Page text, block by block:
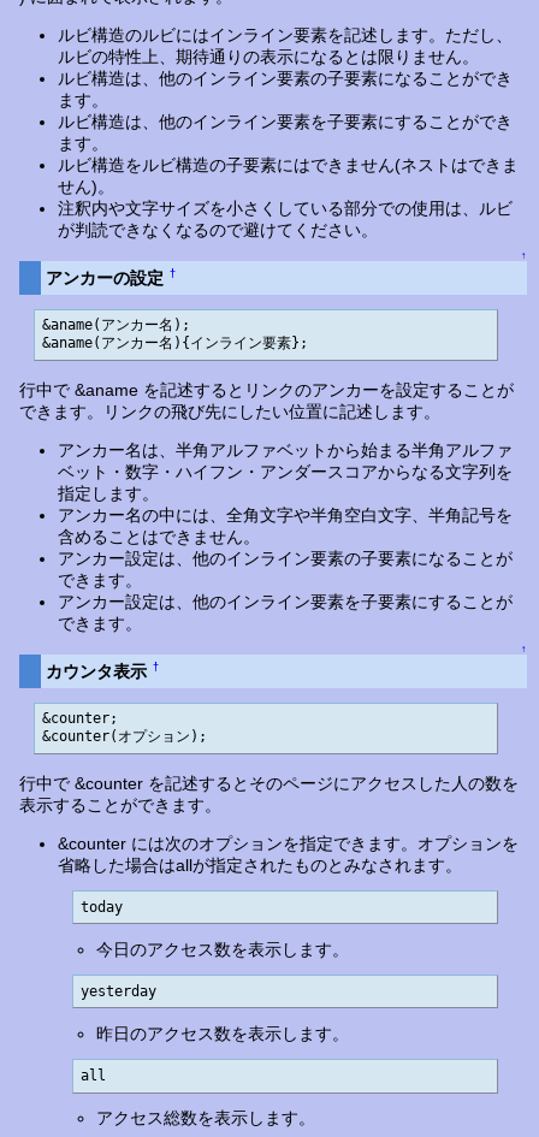
ルビ構造のルビにはインライン要素を記述します。ただし、
ルビの特性上、期待通りの表示になるとは限りません。
ルビ構造は、他のインライン要素の子要素になることができ
ます。
ルビ構造は、他のインライン要素を子要素にすることができ
ます。
ルビ構造をルビ構造の子要素にはできません(ネストはできま
せん)。
注釈内や文字サイズを小さくしている部分での使用は、ルビ
が判読できなくなるので避けてください。
↑
アンカーの設定 †
&aname(アンカー名);
&aname(アンカー名){インライン要素};
行中で &aname を記述するとリンクのアンカーを設定することが
できます。リンクの飛び先にしたい位置に記述します。
アンカー名は、半角アルファベットから始まる半角アルファ
ベット・数字・ハイフン・アンダースコアからなる文字列を
指定します。
アンカー名の中には、全角文字や半角空白文字、半角記号を
含めることはできません。
アンカー設定は、他のインライン要素の子要素になることが
できます。
アンカー設定は、他のインライン要素を子要素にすることが
できます。
↑
カウンタ表示 †
&counter;
&counter(オプション);
行中で &counter を記述するとそのページにアクセスした人の数を
表示することができます。
&counter には次のオプションを指定できます。オプションを
省略した場合はallが指定されたものとみなされます。
today
今日のアクセス数を表示します。
yesterday
昨日のアクセス数を表示します。
all
アクセス総数を表示します。